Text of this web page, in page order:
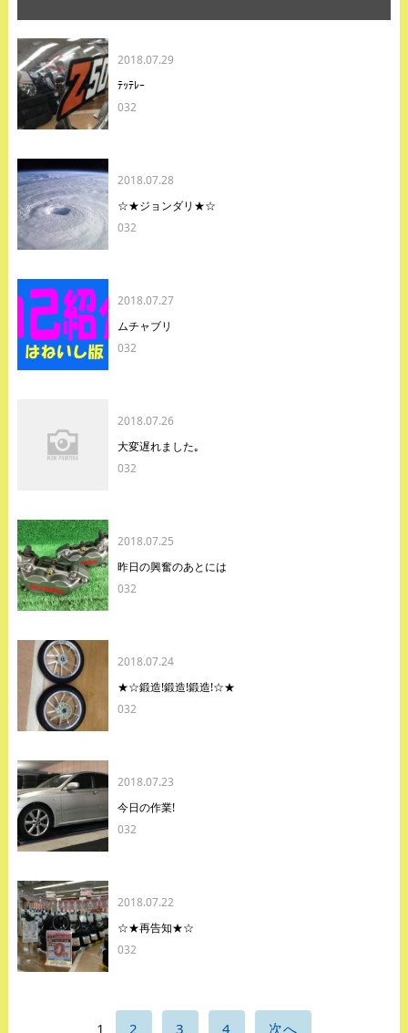
2018.07.29
ﾃｯﾃﾚｰ
032
2018.07.28
☆★ジョンダリ★☆
032
2018.07.27
ムチャブリ
032
2018.07.26
大変遅れました｡
032
2018.07.25
昨日の興奮のあとには
032
2018.07.24
★☆鍛造!鍛造!鍛造!☆★
032
2018.07.23
今日の作業!
032
2018.07.22
☆★再告知★☆
032
1 2 3 4 次へ